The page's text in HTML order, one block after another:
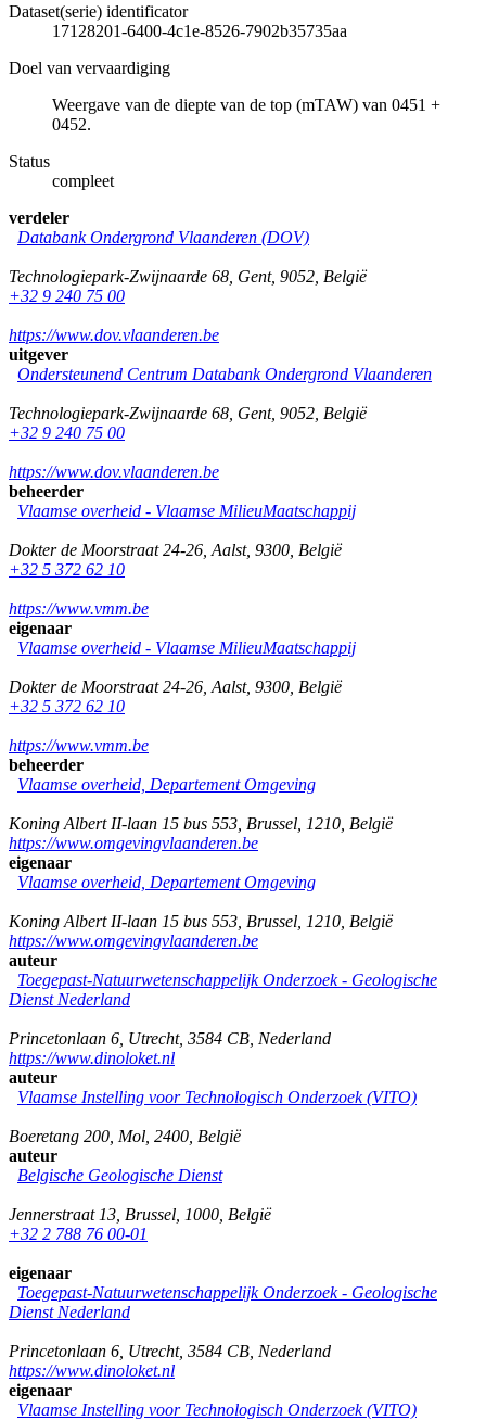
Dataset(serie) identificator
17128201-6400-4c1e-8526-7902b35735aa
Doel van vervaardiging
Weergave van de diepte van de top (mTAW) van 0451 +
0452.
Status
compleet
verdeler
Databank Ondergrond Vlaanderen (DOV)
Technologiepark-Zwijnaarde 68 Gent, 9052 België
+32 9 240 75 00
https://www.dov.vlaanderen.be
uitgever
Ondersteunend Centrum Databank Ondergrond Vlaanderen
Technologiepark-Zwijnaarde 68 Gent, 9052 België
+32 9 240 75 00
https://www.dov.vlaanderen.be
beheerder
Vlaamse overheid - Vlaamse MilieuMaatschappij
Dokter de Moorstraat 24-26 Aalst, 9300 België
+32 5 372 62 10
https://www.vmm.be
eigenaar
Vlaamse overheid - Vlaamse MilieuMaatschappij
Dokter de Moorstraat 24-26 Aalst, 9300 België
+32 5 372 62 10
https://www.vmm.be
beheerder
Vlaamse overheid, Departement Omgeving
Koning Albert II-laan 15 bus 553 Brussel 1210 België
https://www.omgevingvlaanderen.be
eigenaar
Vlaamse overheid, Departement Omgeving
Koning Albert II-laan 15 bus 553 Brussel 1210 België
https://www.omgevingvlaanderen.be
auteur
Toegepast-Natuurwetenschappelijk Onderzoek - Geologische
Dienst Nederland
Princetonlaan 6 Utrecht, 3584 CB Nederland
https://www.dinoloket.nl
auteur
Vlaamse Instelling voor Technologisch Onderzoek (VITO)
Boeretang 200 Mol 2400 België
auteur
Belgische Geologische Dienst
Jennerstraat 13 Brussel 1000 België
+32 2 788 76 00-01
eigenaar
Toegepast-Natuurwetenschappelijk Onderzoek - Geologische
Dienst Nederland
Princetonlaan 6 Utrecht, 3584 CB Nederland
https://www.dinoloket.nl
eigenaar
Vlaamse Instelling voor Technologisch Onderzoek (VITO)